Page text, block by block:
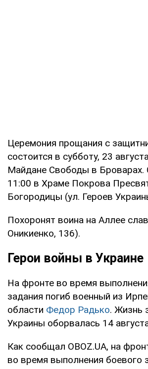
Церемония прощания с
состоится в субботу, 23
Майдане Свободы в Броварах.
11:00 в Храме Покрова
Богородицы (ул. Героев
Похоронят воина на Аллее
Оникиенко, 136).
Герои войны в Украине
На фронте во время
задания погиб военный из
области Федор Радько. Жизнь
Украины оборвалась 14
Как сообщал OBOZ.UA, на
во время выполнения боевого